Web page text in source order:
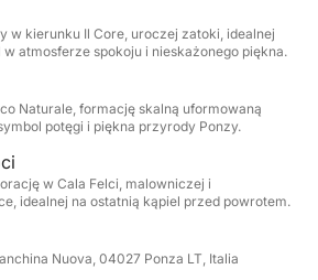
w kierunku Il Core, uroczej zatoki, idealnej
atmosferze spokoju i nieskażonego piękna.
Naturale, formację skalną uformowaną
potęgi i piękna przyrody Ponzy.
w Cala Felci, malowniczej i
idealnej na ostatnią kąpiel przed powrotem.
Nuova, 04027 Ponza LT, Italia